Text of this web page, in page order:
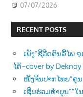
07/07/2026
RECENT POSTS
ເພັງ”ຊີວີດຄົນລີ້ໄພ
ໄຕ້~cover by Deknoy
ໜັງຈີນປາກໄທຍ”ຄຸ
ເຊີນຮ່ວມທຳບຸນ””